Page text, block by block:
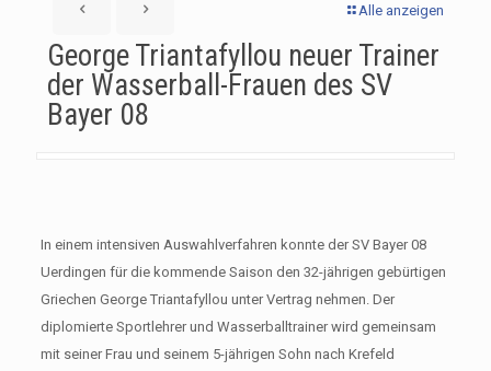
Alle anzeigen
George Triantafyllou neuer Trainer
der Wasserball-Frauen des SV
Bayer 08
In einem intensiven Auswahlverfahren konnte der SV Bayer 08
Uerdingen für die kommende Saison den 32-jährigen gebürtigen
Griechen George Triantafyllou unter Vertrag nehmen. Der
diplomierte Sportlehrer und Wasserballtrainer wird gemeinsam
mit seiner Frau und seinem 5-jährigen Sohn nach Krefeld